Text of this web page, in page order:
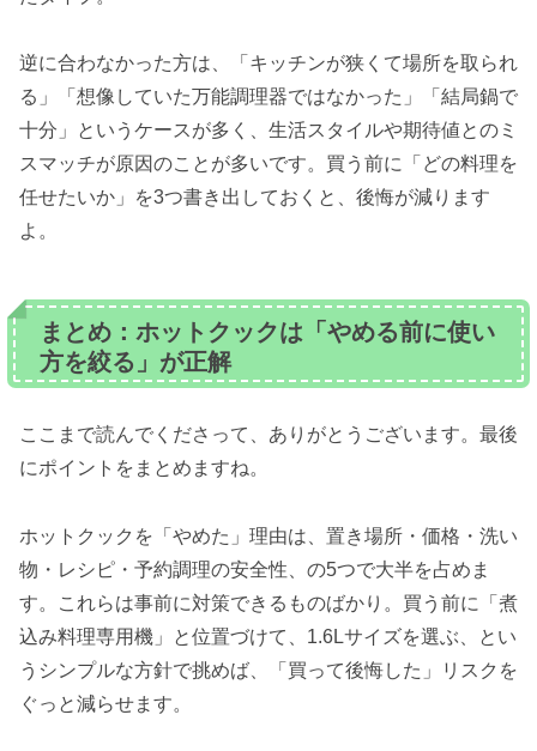
逆に合わなかった方は、「キッチンが狭くて場所を取られ
る」「想像していた万能調理器ではなかった」「結局鍋で
十分」というケースが多く、生活スタイルや期待値とのミ
スマッチが原因のことが多いです。買う前に「どの料理を
任せたいか」を3つ書き出しておくと、後悔が減ります
よ。
まとめ：ホットクックは「やめる前に使い
方を絞る」が正解
ここまで読んでくださって、ありがとうございます。最後
にポイントをまとめますね。
ホットクックを「やめた」理由は、置き場所・価格・洗い
物・レシピ・予約調理の安全性、の5つで大半を占めま
す。これらは事前に対策できるものばかり。買う前に「煮
込み料理専用機」と位置づけて、1.6Lサイズを選ぶ、とい
うシンプルな方針で挑めば、「買って後悔した」リスクを
ぐっと減らせます。